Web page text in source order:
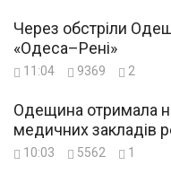
Через обстріли
«Одеса–Рені»
11:04 9369 2
Одещина отримала
медичних закладів
10:03 5562 1